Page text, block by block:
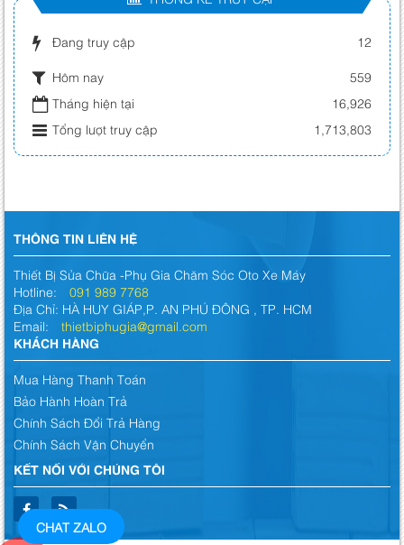
Đang truy cập 12
Hôm nay
559
Tháng hiện tại
16,926
Tổng lượt truy cập
1,713,803
THÔNG TIN LIÊN HỆ
Thiết Bị Sửa Chữa -Phụ Gia Chăm Sóc Oto Xe Máy
Hotline: 091 989 7768
Địa Chỉ: HÀ HUY GIÁP,P. AN PHÚ ĐÔNG , TP. HCM
Email: thietbiphugia@gmail.com
KHÁCH HÀNG
Mua Hàng Thanh Toán
Bảo Hành Hoàn Trả
Chính Sách Đổi Trả Hàng
Chính Sách Vận Chuyển
KẾT NỐI VỚI CHÚNG TÔI
CHAT ZALO